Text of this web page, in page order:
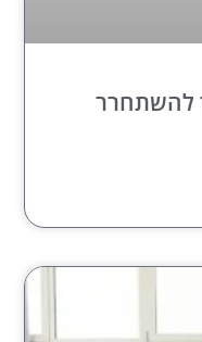
להשתחרר